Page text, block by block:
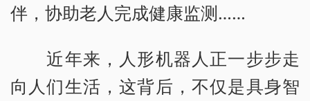
伴，协助老人完成健康监测……
近年来，人形机器人正一步步走
向人们生活，这背后，不仅是具身智